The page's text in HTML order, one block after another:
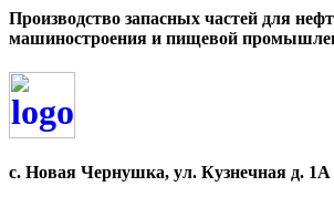
Производство запасных частей для
машиностроения и пищевой
с. Новая Чернушка, ул. Кузнечная д. 1А